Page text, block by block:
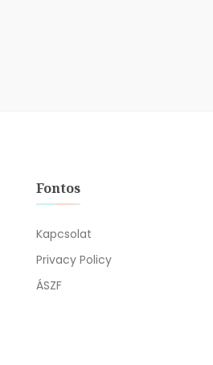
Fontos
Kapcsolat
Privacy Policy
ÁSZF